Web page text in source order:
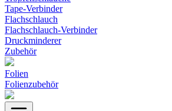
Tape-Verbinder
Flachschlauch
Flachschlauch-Verbinder
Druckminderer
Zubehör
Folien
Folienzubehör